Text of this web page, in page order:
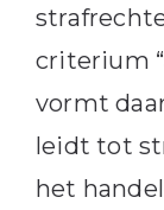
criterium
vormt
leidt tot
het